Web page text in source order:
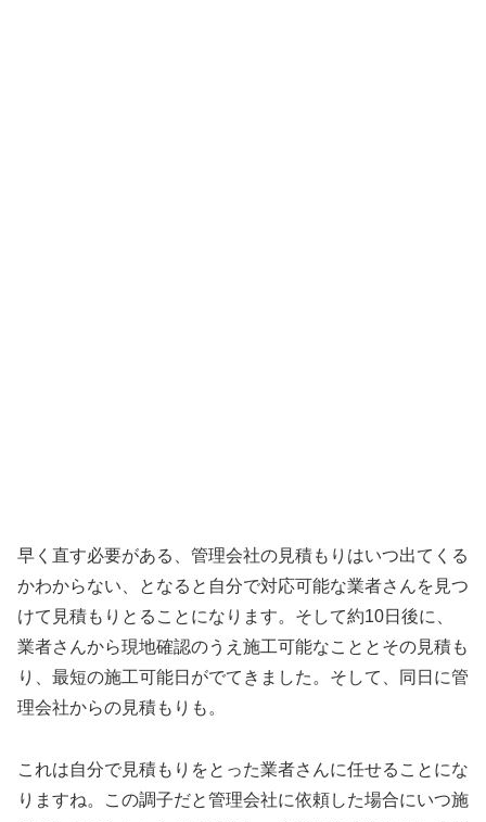
早く直す必要がある、管理会社の見積もりはいつ出てくる
かわからない、となると自分で対応可能な業者さんを見つ
けて見積もりとることになります。そして約10日後に、
業者さんから現地確認のうえ施工可能なこととその見積も
り、最短の施工可能日がでてきました。そして、同日に管
理会社からの見積もりも。
これは自分で見積もりをとった業者さんに任せることにな
りますね。この調子だと管理会社に依頼した場合にいつ施